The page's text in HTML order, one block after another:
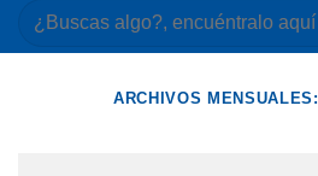
Buscar
por:
ARCHIVOS MENSUALES: